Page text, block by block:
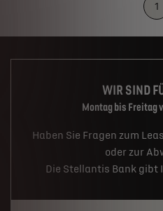
1
WIR SIND
Montag bis Freitag
Haben Sie Fragen zum
oder zur
Die Stellantis Bank gibt